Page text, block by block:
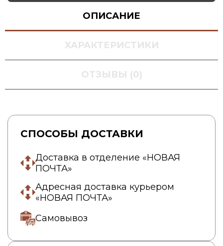
ОПИСАНИЕ
ХАРАКТЕРИСТИКИ
ОТЗЫВЫ (0)
СПОСОБЫ ДОСТАВКИ
Доставка в отделение «НОВАЯ
ПОЧТА»
Адресная доставка курьером
«НОВАЯ ПОЧТА»
Самовывоз